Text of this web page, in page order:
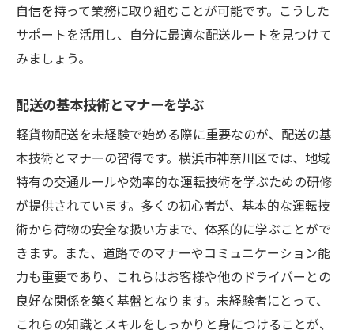
自信を持って業務に取り組むことが可能です。こうした
サポートを活用し、自分に最適な配送ルートを見つけて
みましょう。
配送の基本技術とマナーを学ぶ
軽貨物配送を未経験で始める際に重要なのが、配送の基
本技術とマナーの習得です。横浜市神奈川区では、地域
特有の交通ルールや効率的な運転技術を学ぶための研修
が提供されています。多くの初心者が、基本的な運転技
術から荷物の安全な扱い方まで、体系的に学ぶことがで
きます。また、道路でのマナーやコミュニケーション能
力も重要であり、これらはお客様や他のドライバーとの
良好な関係を築く基盤となります。未経験者にとって、
これらの知識とスキルをしっかりと身につけることが、